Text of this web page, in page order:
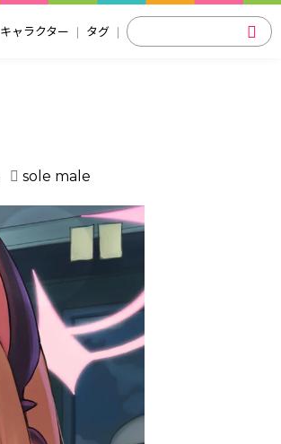
キャラクター タグ
sole male